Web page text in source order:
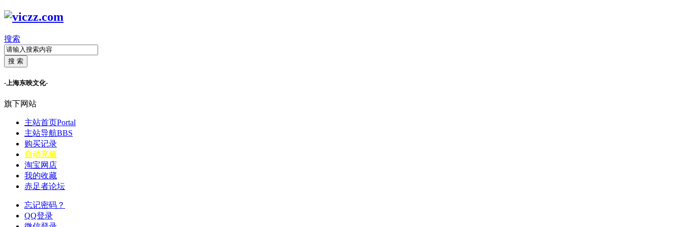
搜索
搜 索
-上海东映文化-
旗下网站
主站首页Portal
主站导航BBS
购买记录
自动充值
淘宝网店
我的收藏
赤足者论坛
忘记密码？
QQ登录